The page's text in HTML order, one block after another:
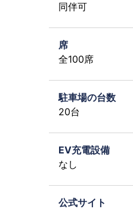
同伴可
席
全100席
駐車場の台数
20台
EV充電設備
なし
公式サイト